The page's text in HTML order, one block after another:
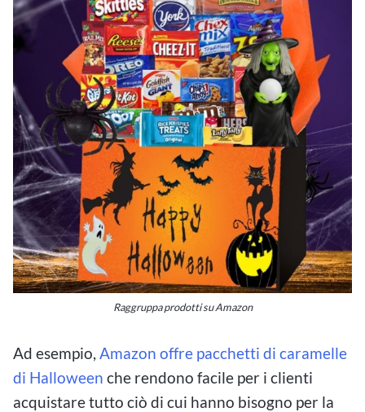
Raggruppa prodotti su Amazon
Ad esempio, Amazon offre pacchetti di caramelle
di Halloween che rendono facile per i clienti
acquistare tutto ciò di cui hanno bisogno per la